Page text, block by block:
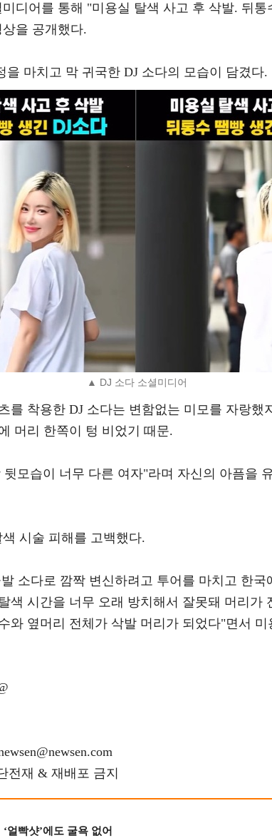
디어를 통해 "미용실 탈색 사고 후 삭발. 뒤통
을 공개했다.
을 마치고 막 귀국한 DJ 소다의 모습이 담겼다.
▲ DJ 소다 소셜미디어
를 착용한 DJ 소다는 변함없는 미모를 자랑했
머리 한쪽이 텅 비었기 때문.
모습이 너무 다른 여자"라며 자신의 아픔을
시술 피해를 고백했다.
소다로 깜짝 변신하려고 투어를 마치고 한국
색 시간을 너무 오래 방치해서 잘못돼 머리가
와 옆머리 전체가 삭발 머리가 되었다"면서 미
전재 & 재배포 금지
얼빡샷’에도 굴욕 없어